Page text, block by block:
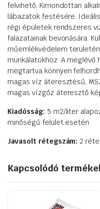
felvihető. Kimondottan
lábazatok festésére.
régi épületek rendszeres
falazatainak bevonására.
műemlékvédelem
munkálatokhoz. A
megtartva könnyen
magas víz áteresztésű,
magas vízgőz áteresztő
Kiadósság: 5 m2/liter
minőségű felület esetén
Javasolt rétegszám: 2
Kapcsolódó